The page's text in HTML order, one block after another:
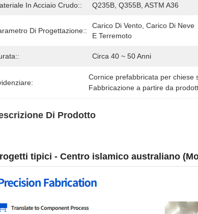
In Acciaio Crudo:: Q235B, Q355B, ASTM A36
Di Progettazione::
Carico Di Vento, Carico Di Neve
E Terremoto
Circa 40 ~ 50 Anni
Cornice prefabbricata per chiese
Fabbricazione a partire da
Di Prodotto
tipici - Centro islamico australiano